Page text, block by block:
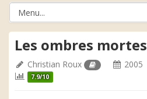
Les ombres mortes
Christian Roux 2005
7.9/10